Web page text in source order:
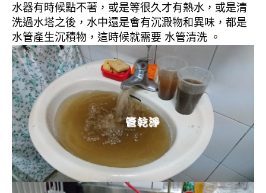
水器有時候點不著，或是等很久才有熱水，或是清
洗過水塔之後，水中還是會有沉澱物和異味，都是
水管產生沉積物，這時候就需要 水管清洗 。